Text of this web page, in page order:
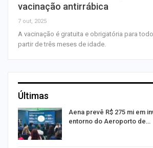
vacinação antirrábica
7 out, 2025
A vacinação é gratuita e obrigatória para
partir de três meses de idade.
Últimas
Aena prevê R$ 275 mi em
entorno do Aeroporto de…